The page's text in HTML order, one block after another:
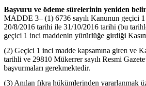
Başvuru ve ödeme sürelerinin yeniden
MADDE 3– (1) 6736 sayılı Kanunun geçici 1
20/8/2016 tarihi ile 31/10/2016 tarihi (bu
geçici 1 inci maddenin yürürlüğe girdiği
(2) Geçici 1 inci madde kapsamına giren ve
tarihli ve 29810 Mükerrer sayılı Resmi
başvurmaları gerekmektedir.
(3) Anılan fıkra hükümlerinden yararlanmak